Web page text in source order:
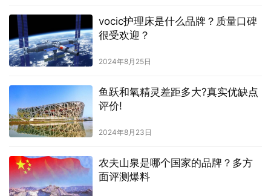
vocic护理床是什么品牌？质量口碑
很受欢迎？
2024年8月25日
鱼跃和氧精灵差距多大?真实优缺点
评价!
2024年8月23日
农夫山泉是哪个国家的品牌？多方
面评测爆料